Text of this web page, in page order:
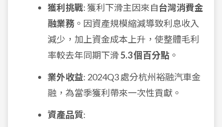
獲利挑戰: 獲利下滑主因來自台灣消費金
融業務 。因資產規模縮減導致利息收入
減少，加上資金成本上升，使整體毛利
率較去年同期下滑5.3 個百分點 。
業外收益: 2024Q3 處分杭州裕融汽車金
融，為當季獲利帶來一次性貢獻。
資產品質: